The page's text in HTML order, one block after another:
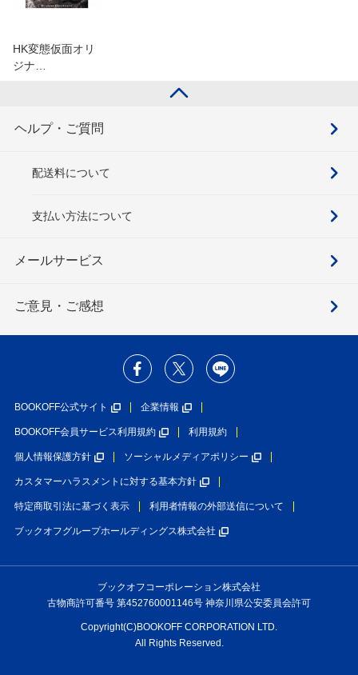
HK変態仮面オリ
ジナ…
ヘルプ・ご質問
配送料について
支払い方法について
メールサービス
ご意見・ご感想
BOOKOFF公式サイト 企業情報
BOOKOFF会員サービス利用規約 利用規約
個人情報保護方針 ソーシャルメディアポリシー
カスタマーハラスメントに対する基本方針
特定商取引法に基づく表示 利用者情報の外部送信について
ブックオフグループホールディングス株式会社
ブックオフコーポレーション株式会社
古物商許可番号 第452760001146号 神奈川県公安委員会許可
Copyright(C)BOOKOFF CORPORATION LTD.
All Rights Reserved.